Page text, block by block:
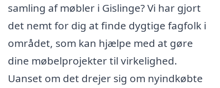
samling af møbler i Gislinge? Vi har gjort
det nemt for dig at finde dygtige fagfolk i
området, som kan hjælpe med at gøre
dine møbelprojekter til virkelighed.
Uanset om det drejer sig om nyindkøbte